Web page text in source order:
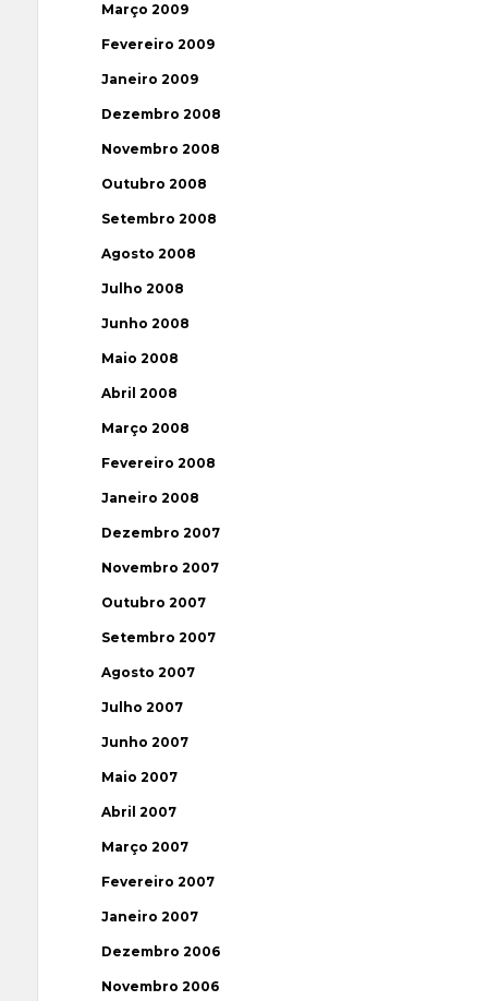
Março 2009
Fevereiro 2009
Janeiro 2009
Dezembro 2008
Novembro 2008
Outubro 2008
Setembro 2008
Agosto 2008
Julho 2008
Junho 2008
Maio 2008
Abril 2008
Março 2008
Fevereiro 2008
Janeiro 2008
Dezembro 2007
Novembro 2007
Outubro 2007
Setembro 2007
Agosto 2007
Julho 2007
Junho 2007
Maio 2007
Abril 2007
Março 2007
Fevereiro 2007
Janeiro 2007
Dezembro 2006
Novembro 2006